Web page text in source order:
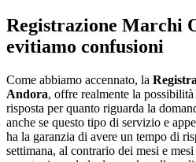
Registrazione Marchi
evitiamo confusioni
Come abbiamo accennato, la
Andora, offre realmente la
risposta per quanto riguarda la
anche se questo tipo di servizio e
ha la garanzia di avere un tempo di
settimana, al contrario dei mesi e